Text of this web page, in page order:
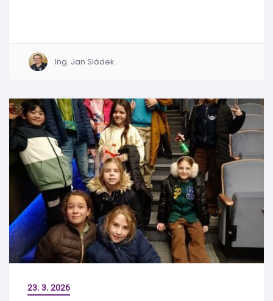
Ing. Jan Sládek
23. 3. 2026